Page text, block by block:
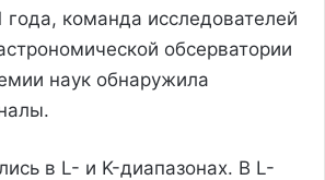
года, команда исследователей
обсерватории
наук обнаружила
в L- и K-диапазонах. В L-